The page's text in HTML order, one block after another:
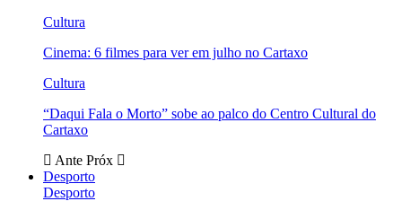
Cultura
Cinema: 6 filmes para ver em julho no Cartaxo
Cultura
“Daqui Fala o Morto” sobe ao palco do Centro Cultural do
Cartaxo
Ante Próx
Desporto
Desporto